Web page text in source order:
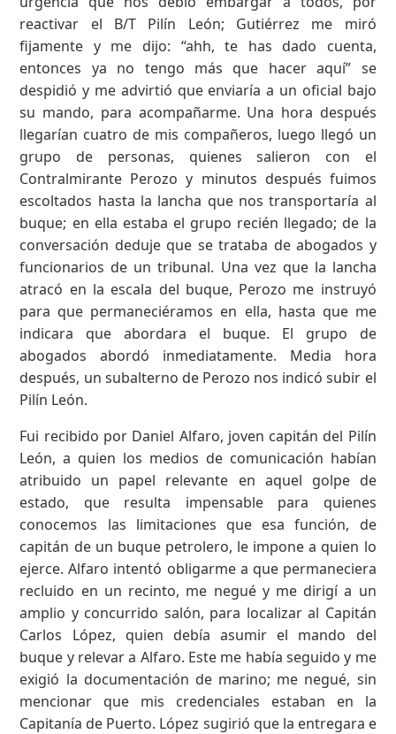
reactivar el B/T Pilín León; Gutiérrez me miró
fijamente y me dijo: “ahh, te has dado cuenta,
entonces ya no tengo más que hacer aquí” se
despidió y me advirtió que enviaría a un oficial bajo
su mando, para acompañarme. Una hora después
llegarían cuatro de mis compañeros, luego llegó un
grupo de personas, quienes salieron con el
Contralmirante Perozo y minutos después fuimos
escoltados hasta la lancha que nos transportaría al
buque; en ella estaba el grupo recién llegado; de la
conversación deduje que se trataba de abogados y
funcionarios de un tribunal. Una vez que la lancha
atracó en la escala del buque, Perozo me instruyó
para que permaneciéramos en ella, hasta que me
indicara que abordara el buque. El grupo de
abogados abordó inmediatamente. Media hora
después, un subalterno de Perozo nos indicó subir el
Pilín León.
Fui recibido por Daniel Alfaro, joven capitán del Pilín
León, a quien los medios de comunicación habían
atribuido un papel relevante en aquel golpe de
estado, que resulta impensable para quienes
conocemos las limitaciones que esa función, de
capitán de un buque petrolero, le impone a quien lo
ejerce. Alfaro intentó obligarme a que permaneciera
recluido en un recinto, me negué y me dirigí a un
amplio y concurrido salón, para localizar al Capitán
Carlos López, quien debía asumir el mando del
buque y relevar a Alfaro. Este me había seguido y me
exigió la documentación de marino; me negué, sin
mencionar que mis credenciales estaban en la
Capitanía de Puerto. López sugirió que la entregara e